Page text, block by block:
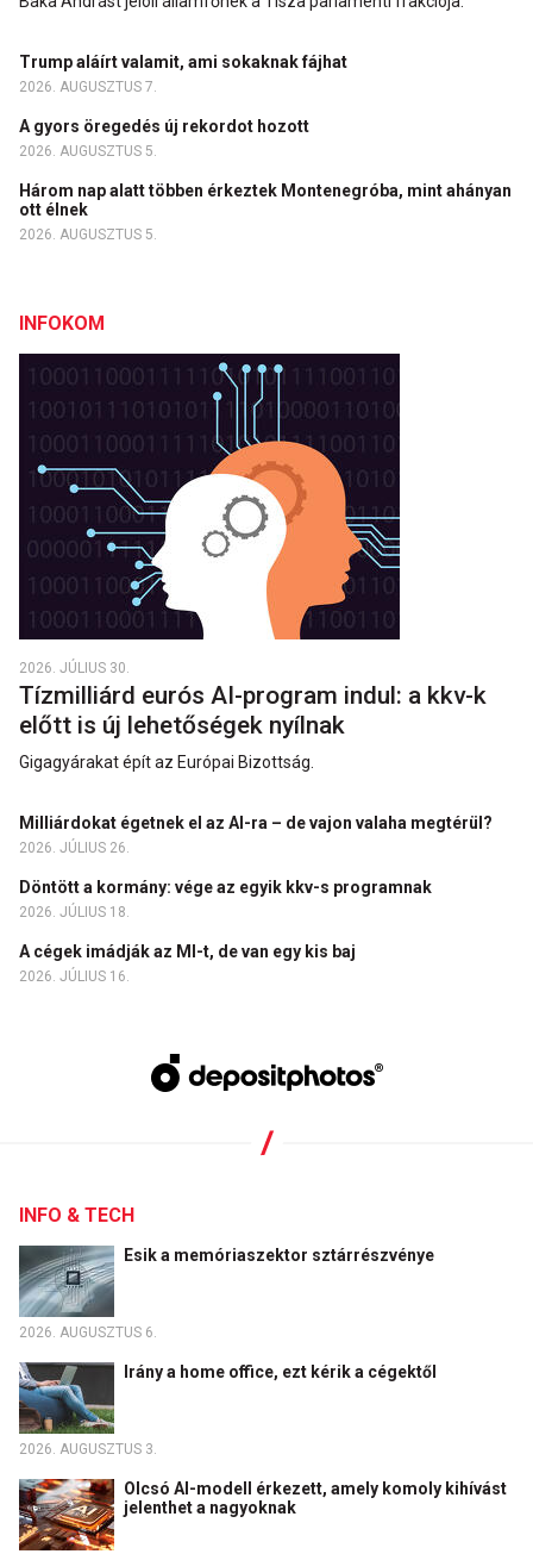
Trump aláírt valamit, ami sokaknak fájhat
2026. AUGUSZTUS 7.
A gyors öregedés új rekordot hozott
2026. AUGUSZTUS 5.
Három nap alatt többen érkeztek Montenegróba, mint ahányan
ott élnek
2026. AUGUSZTUS 5.
INFOKOM
2026. JÚLIUS 30.
Tízmilliárd eurós AI-program indul: a kkv-k
előtt is új lehetőségek nyílnak
Gigagyárakat épít az Európai Bizottság.
Milliárdokat égetnek el az AI-ra – de vajon valaha megtérül?
2026. JÚLIUS 26.
Döntött a kormány: vége az egyik kkv-s programnak
2026. JÚLIUS 18.
A cégek imádják az MI-t, de van egy kis baj
2026. JÚLIUS 16.
INFO & TECH
Esik a memóriaszektor sztárrészvénye
2026. AUGUSZTUS 6.
Irány a home office, ezt kérik a cégektől
2026. AUGUSZTUS 3.
Olcsó AI-modell érkezett, amely komoly kihívást
jelenthet a nagyoknak